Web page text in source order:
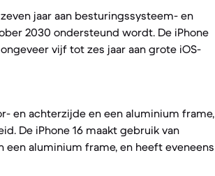
jaar aan besturingssysteem- en
2030 ondersteund wordt. De iPhone
vijf tot zes jaar aan grote iOS-
en achterzijde en een aluminium frame,
De iPhone 16 maakt gebruik van
een aluminium frame, en heeft eveneens